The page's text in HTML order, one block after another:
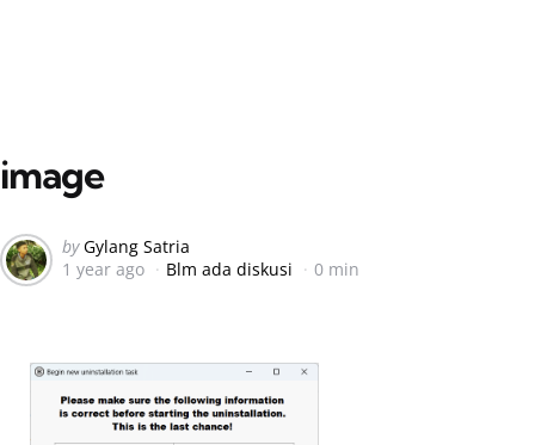
image
Posted
by
by Gylang Satria
1 year ago
Blm ada diskusi 0 min